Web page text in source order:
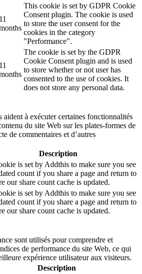
11
This cookie is set by GDPR Cookie
Consent plugin. The cookie is used
to store the user consent for the
cookies in the category
"Performance".
11
The cookie is set by the GDPR
Cookie Consent plugin and is used
to store whether or not user has
consented to the use of cookies. It
does not store any personal data.
à exécuter certaines fonctionnalités
du site Web sur les plates-formes de
de commentaires et d’autres
Description
is set by Addthis to make sure you see
count if you share a page and return to
our share count cache is updated.
is set by Addthis to make sure you see
count if you share a page and return to
our share count cache is updated.
sont utilisés pour comprendre et
de performance du site Web, ce qui
expérience utilisateur aux visiteurs.
Description